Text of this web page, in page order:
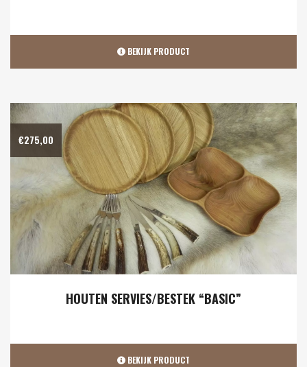
BEKIJK PRODUCT
€275,00
HOUTEN SERVIES/BESTEK “BASIC”
BEKIJK PRODUCT